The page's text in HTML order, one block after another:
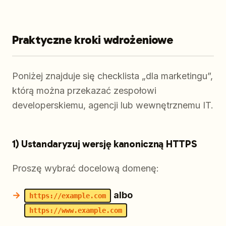
Praktyczne kroki wdrożeniowe
Poniżej znajduje się checklista „dla marketingu”,
którą można przekazać zespołowi
developerskiemu, agencji lub wewnętrznemu IT.
1) Ustandaryzuj wersję kanoniczną HTTPS
Proszę wybrać docelową domenę:
https://example.com albo
https://www.example.com